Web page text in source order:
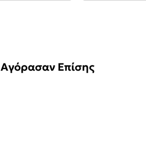
Αγόρασαν Επίσης